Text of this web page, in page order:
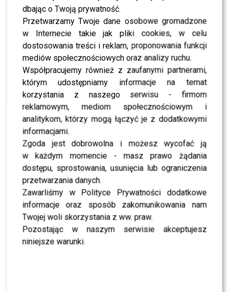
dbając o Twoją prywatność.
Przetwarzamy Twoje dane osobowe gromadzone
w Internecie takie jak pliki cookies, w celu
dostosowania treści i reklam, proponowania funkcji
mediów społecznościowych oraz analizy ruchu.
Współpracujemy również z zaufanymi partnerami,
którym udostępniamy informacje na temat
korzystania z naszego serwisu - firmom
reklamowym, mediom społecznościowym i
analitykom, którzy mogą łączyć je z dodatkowymi
informacjami.
Zgoda jest dobrowolna i możesz wycofać ją
w każdym momencie - masz prawo żądania
dostępu, sprostowania, usunięcia lub ograniczenia
przetwarzania danych.
Zawarliśmy w Polityce Prywatności dodatkowe
informacje oraz sposób zakomunikowania nam
Twojej woli skorzystania z ww. praw.
Pozostając w naszym serwisie akceptujesz
niniejsze warunki.
Mieszkańcy Warszawy, tak jak rezydenci Los Angeles,
Paryża czy Tokyo, mogą korzystać z najlepszych
rozwiązań aranżacyjnych, które od lat królują w
prestiżowych domach na całym świecie. Na imprezie
pojawili sięJoanna Koroniewska i Maciej Dowbor,
którzy właśnie przeprowadzają się z domu na Wilanowie
do apartamentu w centrum Warszawy, więc tematyka
Showroomujest im bardzo bliska.Anna Kalczyńska
także szukała inspiracji do wykończenia swojego nowego
domu. Naotwarcie wpadła również Joanna Opozda, bo i
ona marzy o miejscu z ogródkiem dla siebie i synka w
stolicy.
Wnętrzarskie trendy w nowym salonie podziwiali też
Karolina Pisarekz mężem,
Rafał Grabias, Angelika Głaczkowska, Monika
Mielnicka, Kris Florek, siostry Szczepańskie, Maja
Sablewska, Ksenia Chlebicka, Magda Antosiewicz.
Obejrzyjcie zdjęcia z wydarzenia!